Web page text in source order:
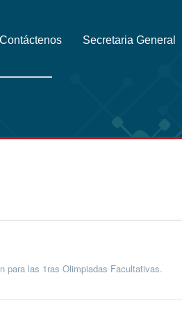
Contáctenos Secretaria General
para las 1ras Olimpiadas Facultativas.